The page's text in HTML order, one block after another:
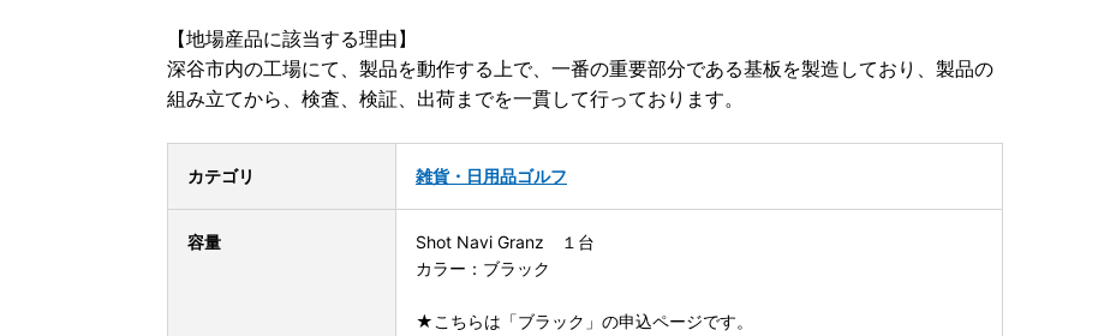
【地場産品に該当する理由】
深谷市内の工場にて、製品を動作する上で、一番の重要部分である基板を製造しており、製品の
組み立てから、検査、検証、出荷までを一貫して行っております。
カテゴリ 雑貨・日用品ゴルフ
容量
Shot Navi Granz １台
カラー：ブラック
★こちらは「ブラック」の申込ページです。